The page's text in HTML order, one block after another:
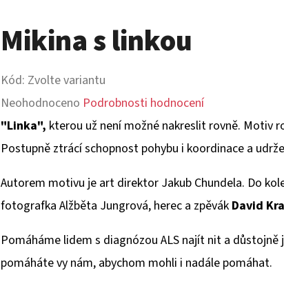
Mikina s linkou
Kód: Zvolte variantu
Průměrné
hodnocení
produktu
5
hvězdiček.
Neohodnoceno Podrobnosti hodnocení
"Linka", kterou už není možné nakreslit rovně. Motiv
Postupně ztrácí schopnost pohybu i koordinace a
Autorem motivu je art direktor Jakub Chundela. Do
fotografka Alžběta Jungrová, herec a zpěvák David
Pomáháme lidem s diagnózou ALS najít nit a
pomáháte vy nám, abychom mohli i nadále pomáhat.